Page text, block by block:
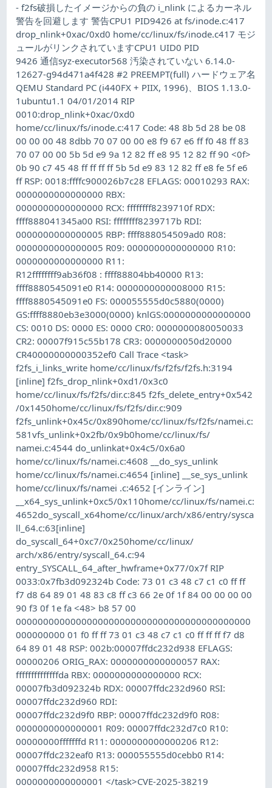
- f2fs破損したイメージからの負の i_nlink によるカーネル
警告を回避します 警告CPU1 PID9426 at fs/inode.c:417
drop_nlink+0xac/0xd0 home/cc/linux/fs/inode.c417 モジ
ュールがリンクされていますCPU1 UID0 PID
9426 通信syz-executor568 汚染されていない 6.14.0-
12627-g94d471a4f428 #2 PREEMPT(full) ハードウェア名
QEMU Standard PC (i440FX + PIIX, 1996)、BIOS 1.13.0-
1ubuntu1.1 04/01/2014 RIP
0010:drop_nlink+0xac/0xd0
home/cc/linux/fs/inode.c:417 Code: 48 8b 5d 28 be 08
00 00 00 48 8dbb 70 07 00 00 e8 f9 67 e6 ff f0 48 ff 83
70 07 00 00 5b 5d e9 9a 12 82 ff e8 95 12 82 ff 90 <0f>
0b 90 c7 45 48 ff ff ff ff 5b 5d e9 83 12 82 ff e8 fe 5f e6
ff RSP: 0018:ffffc900026b7c28 EFLAGS: 00010293 RAX:
0000000000000000 RBX:
0000000000000000 RCX: ffffffff8239710f RDX:
ffff888041345a00 RSI: ffffffff8239717b RDI:
0000000000000005 RBP: ffff888054509ad0 R08:
0000000000000005 R09: 0000000000000000 R10:
0000000000000000 R11:
R12ffffffff9ab36f08 : ffff88804bb40000 R13:
ffff8880545091e0 R14: 0000000000008000 R15:
ffff8880545091e0 FS: 000055555d0c5880(0000)
GS:ffff8880eb3e3000(0000) knlGS:0000000000000000
CS: 0010 DS: 0000 ES: 0000 CR0: 0000000080050033
CR2: 00007f915c55b178 CR3: 0000000050d20000
CR40000000000352ef0 Call Trace <task>
f2fs_i_links_write home/cc/linux/fs/f2fs/f2fs.h:3194
[inline] f2fs_drop_nlink+0xd1/0x3c0
home/cc/linux/fs/f2fs/dir.c:845 f2fs_delete_entry+0x542
/0x1450home/cc/linux/fs/f2fs/dir.c:909
f2fs_unlink+0x45c/0x890home/cc/linux/fs/f2fs/namei.c:
581vfs_unlink+0x2fb/0x9b0home/cc/linux/fs/
namei.c:4544 do_unlinkat+0x4c5/0x6a0
home/cc/linux/fs/namei.c:4608 __do_sys_unlink
home/cc/linux/fs/namei.c:4654 [inline] __se_sys_unlink
home/cc/linux/fs/namei .c:4652 [インライン]
__x64_sys_unlink+0xc5/0x110home/cc/linux/fs/namei.c:
4652do_syscall_x64home/cc/linux/arch/x86/entry/sysca
ll_64.c:63[inline]
do_syscall_64+0xc7/0x250home/cc/linux/
arch/x86/entry/syscall_64.c:94
entry_SYSCALL_64_after_hwframe+0x77/0x7f RIP
0033:0x7fb3d092324b Code: 73 01 c3 48 c7 c1 c0 ff ff
f7 d8 64 89 01 48 83 c8 ff c3 66 2e 0f 1f 84 00 00 00 00
90 f3 0f 1e fa <48> b8 57 00
0000000000000000000000000000000000000000000
000000000 01 f0 ff ff 73 01 c3 48 c7 c1 c0 ff ff ff f7 d8
64 89 01 48 RSP: 002b:00007ffdc232d938 EFLAGS:
00000206 ORIG_RAX: 0000000000000057 RAX:
ffffffffffffffda RBX: 0000000000000000 RCX:
00007fb3d092324b RDX: 00007ffdc232d960 RSI:
00007ffdc232d960 RDI:
00007ffdc232d9f0 RBP: 00007ffdc232d9f0 R08:
0000000000000001 R09: 00007ffdc232d7c0 R10:
00000000fffffffd R11: 0000000000000206 R12:
00007ffdc232eaf0 R13: 000055555d0cebb0 R14:
00007ffdc232d958 R15:
0000000000000001 </task>CVE-2025-38219